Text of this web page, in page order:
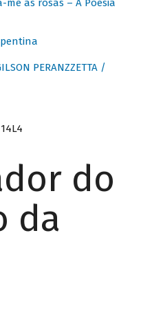
me as rosas – A Poesia
PERANZZETTA /
do
da